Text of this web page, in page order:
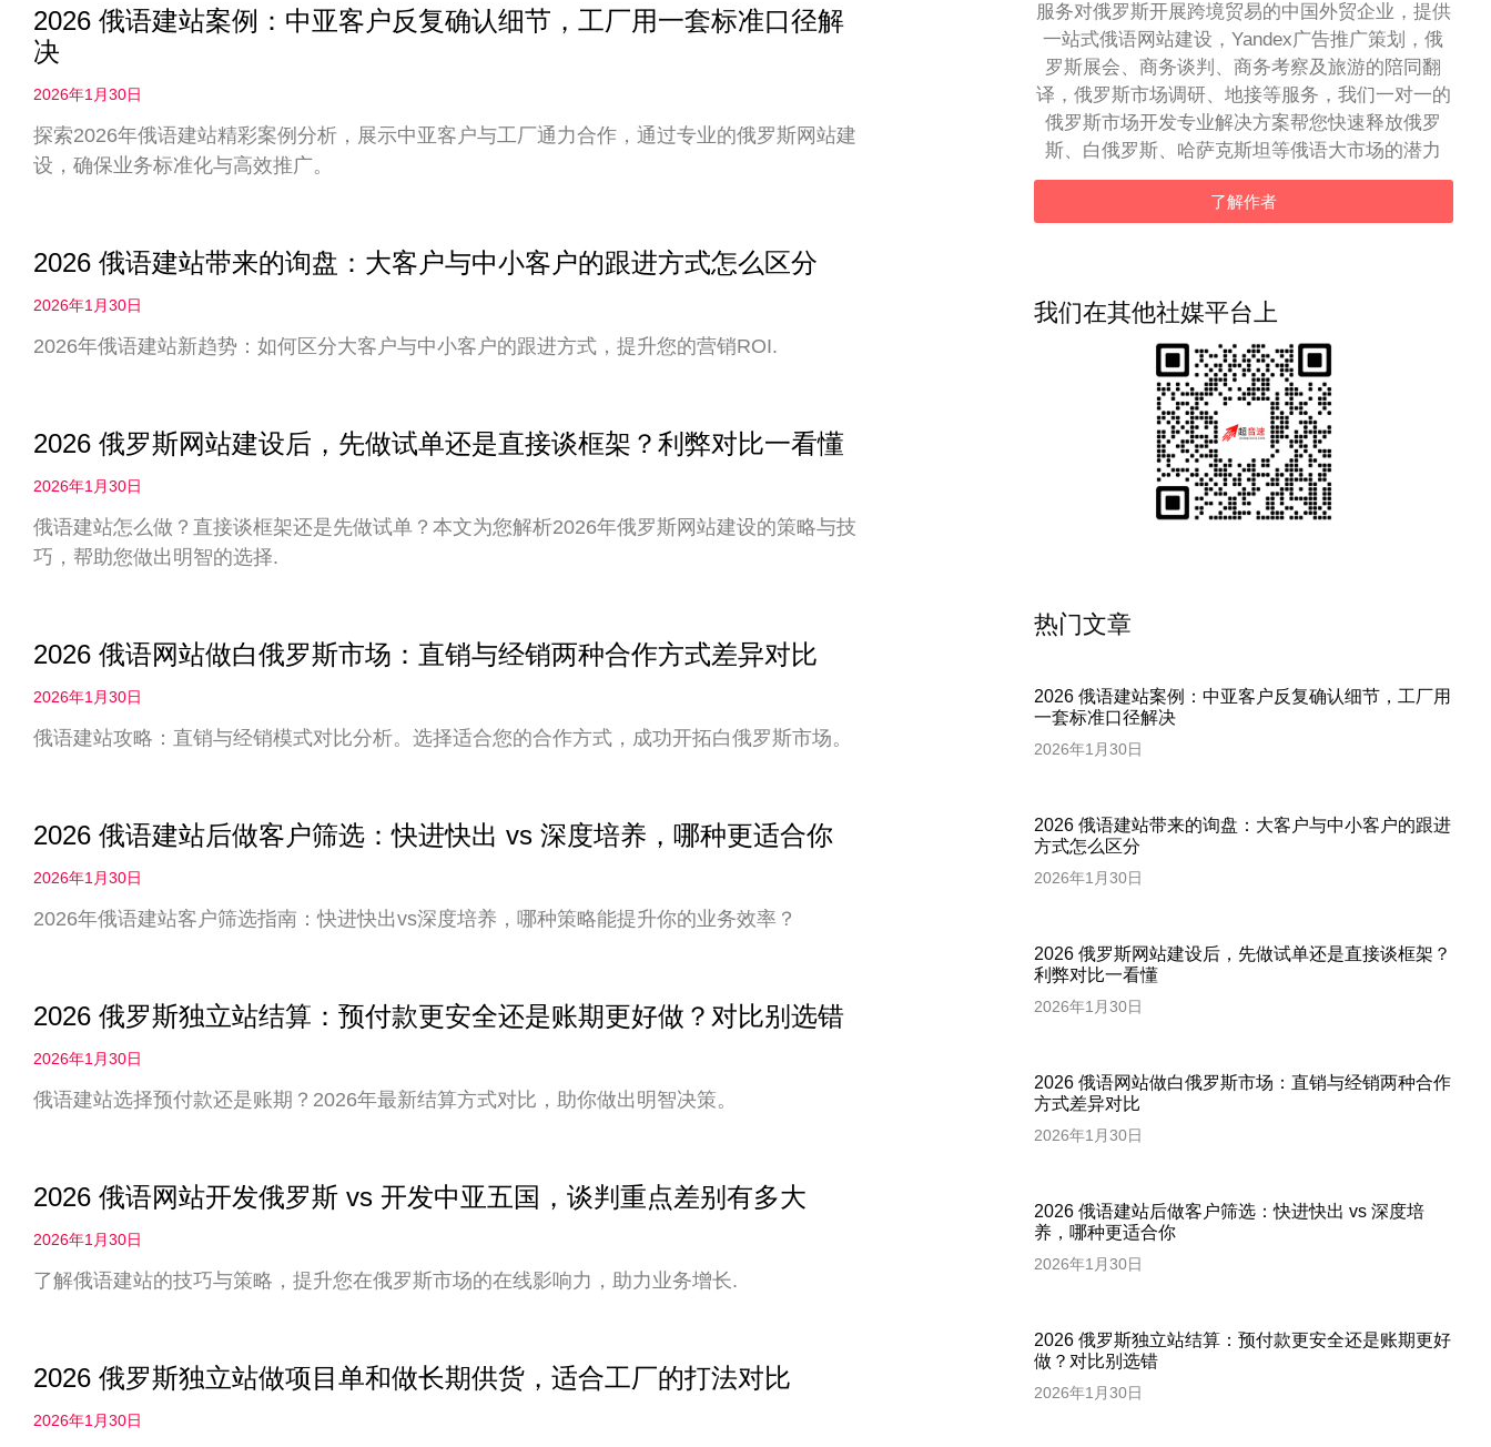
2026 俄语建站案例：中亚客户反复确认细节，工厂用一套标准口径解
决
2026年1月30日
探索2026年俄语建站精彩案例分析，展示中亚客户与工厂通力合作，通过专业的俄罗斯网站建
设，确保业务标准化与高效推广。
2026 俄语建站带来的询盘：大客户与中小客户的跟进方式怎么区分
2026年1月30日
2026年俄语建站新趋势：如何区分大客户与中小客户的跟进方式，提升您的营销ROI.
2026 俄罗斯网站建设后，先做试单还是直接谈框架？利弊对比一看懂
2026年1月30日
俄语建站怎么做？直接谈框架还是先做试单？本文为您解析2026年俄罗斯网站建设的策略与技
巧，帮助您做出明智的选择.
2026 俄语网站做白俄罗斯市场：直销与经销两种合作方式差异对比
2026年1月30日
俄语建站攻略：直销与经销模式对比分析。选择适合您的合作方式，成功开拓白俄罗斯市场。
2026 俄语建站后做客户筛选：快进快出 vs 深度培养，哪种更适合你
2026年1月30日
2026年俄语建站客户筛选指南：快进快出vs深度培养，哪种策略能提升你的业务效率？
2026 俄罗斯独立站结算：预付款更安全还是账期更好做？对比别选错
2026年1月30日
俄语建站选择预付款还是账期？2026年最新结算方式对比，助你做出明智决策。
2026 俄语网站开发俄罗斯 vs 开发中亚五国，谈判重点差别有多大
2026年1月30日
了解俄语建站的技巧与策略，提升您在俄罗斯市场的在线影响力，助力业务增长.
2026 俄罗斯独立站做项目单和做长期供货，适合工厂的打法对比
2026年1月30日
服务对俄罗斯开展跨境贸易的中国外贸企业，提供
一站式俄语网站建设，Yandex广告推广策划，俄
罗斯展会、商务谈判、商务考察及旅游的陪同翻
译，俄罗斯市场调研、地接等服务，我们一对一的
俄罗斯市场开发专业解决方案帮您快速释放俄罗
斯、白俄罗斯、哈萨克斯坦等俄语大市场的潜力
了解作者
我们在其他社媒平台上
热门文章
2026 俄语建站案例：中亚客户反复确认细节，工厂用
一套标准口径解决
2026年1月30日
2026 俄语建站带来的询盘：大客户与中小客户的跟进
方式怎么区分
2026年1月30日
2026 俄罗斯网站建设后，先做试单还是直接谈框架？
利弊对比一看懂
2026年1月30日
2026 俄语网站做白俄罗斯市场：直销与经销两种合作
方式差异对比
2026年1月30日
2026 俄语建站后做客户筛选：快进快出 vs 深度培
养，哪种更适合你
2026年1月30日
2026 俄罗斯独立站结算：预付款更安全还是账期更好
做？对比别选错
2026年1月30日